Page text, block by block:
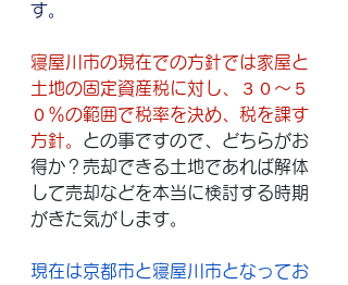
す。
寝屋川市の現在での方針では家屋と
土地の固定資産税に対し、３０～５
０％の範囲で税率を決め、税を課す
方針。 との事ですので、どちらがお
得か？売却できる土地であれば解体
して売却などを本当に検討する時期
がきた気がします。
現在は京都市と寝屋川市となってお